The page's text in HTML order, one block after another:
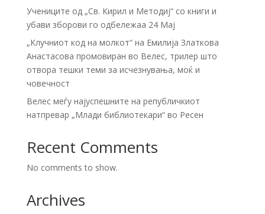
Учениците од „Св. Кирил и Методиј“ со книги и
убави зборови го одбележаа 24 Мај
„Клучниот код на молкот“ на Емилија Златкова
Анастасова промовиран во Велес, трилер што
отвора тешки теми за исчезнувања, моќ и
човечност
Велес меѓу најуспешните на републичкиот
натпревар „Млади библиотекари“ во Ресен
Recent Comments
No comments to show.
Archives